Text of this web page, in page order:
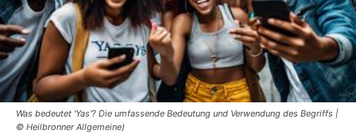
Was bedeutet 'Yas'? Die umfassende Bedeutung und Verwendung des Begriffs |
© Heilbronner Allgemeine)